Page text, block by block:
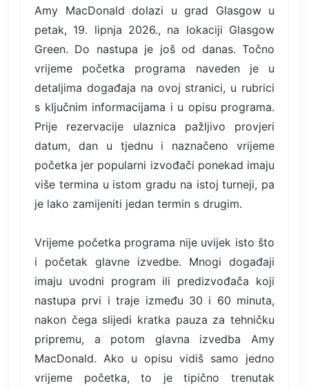
Amy MacDonald dolazi u grad Glasgow u
petak, 19. lipnja 2026., na lokaciji Glasgow
Green. Do nastupa je još od danas. Točno
vrijeme početka programa naveden je u
detaljima događaja na ovoj stranici, u rubrici
s ključnim informacijama i u opisu programa.
Prije rezervacije ulaznica pažljivo provjeri
datum, dan u tjednu i naznačeno vrijeme
početka jer popularni izvođači ponekad imaju
više termina u istom gradu na istoj turneji, pa
je lako zamijeniti jedan termin s drugim.
Vrijeme početka programa nije uvijek isto što
i početak glavne izvedbe. Mnogi događaji
imaju uvodni program ili predizvođača koji
nastupa prvi i traje između 30 i 60 minuta,
nakon čega slijedi kratka pauza za tehničku
pripremu, a potom glavna izvedba Amy
MacDonald. Ako u opisu vidiš samo jedno
vrijeme početka, to je tipično trenutak